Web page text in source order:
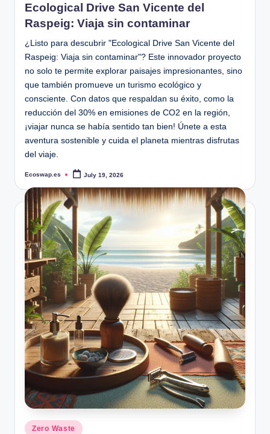
Ecological Drive San Vicente del
Raspeig: Viaja sin contaminar
¿Listo para descubrir "Ecological Drive San Vicente del
Raspeig: Viaja sin contaminar"? Este innovador proyecto
no solo te permite explorar paisajes impresionantes, sino
que también promueve un turismo ecológico y
consciente. Con datos que respaldan su éxito, como la
reducción del 30% en emisiones de CO2 en la región,
¡viajar nunca se había sentido tan bien! Únete a esta
aventura sostenible y cuida el planeta mientras disfrutas
del viaje.
Posted
Ecoswap.es July 19, 2026
Posted
Zero Waste